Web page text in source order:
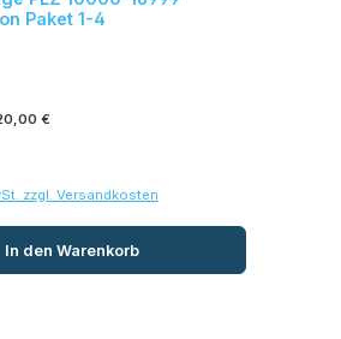
Paket 1-4
€
zzgl. Versandkosten
In den Warenkorb